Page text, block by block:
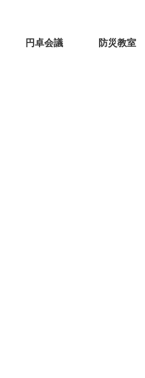
円卓会議 防災教室